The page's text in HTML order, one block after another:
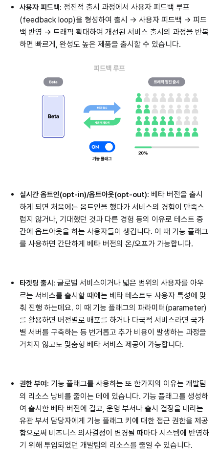
사용자 피드백: 점진적 출시 과정에서 사용자 피드백 루프
(feedback loop)을 형성하여 출시 → 사용자 피드백 → 피드
백 반영 → 트래픽 확대하여 개선된 서비스 출시의 과정을 반복
하면 빠르게, 완성도 높은 제품을 출시할 수 있습니다.
실시간 옵트인(opt-in)/옵트아웃(opt-out): 베타 버전을 출시
하게 되면 처음에는 옵트인을 했다가 서비스의 경험이 만족스
럽지 않거나, 기대했던 것과 다른 경험 등의 이유로 테스트 중
간에 옵트아웃을 하는 사용자들이 생깁니다. 이 때 기능 플래그
를 사용하면 간단하게 베타 버전의 온/오프가 가능합니다.
타겟팅 출시: 글로벌 서비스이거나 넓은 범위의 사용자를 아우
르는 서비스를 출시할 때에는 베타 테스트도 사용자 특성에 맞
춰 진행 하는데요. 이 때 기능 플래그의 파라미터(parameter)
를 활용하면 버전별로 배포를 하거나 다국적 서비스라면 국가
별 서버를 구축하는 등 번거롭고 추가 비용이 발생하는 과정을
거치지 않고도 맞춤형 베타 서비스 제공이 가능합니다.
권한 부여: 기능 플래그를 사용하는 또 한가지의 이유는 개발팀
의 리소스 낭비를 줄이는 데에 있습니다. 기능 플래그를 생성하
여 출시한 베타 버전에 걸고, 운영 부서나 출시 결정을 내리는
유관 부서 담당자에게 기능 플래그 키에 대한 접근 권한을 제공
함으로써 비즈니스 의사결정이 변경될 때마다 시스템에 반영하
기 위해 투입되었던 개발팀의 리소스를 줄일 수 있습니다.